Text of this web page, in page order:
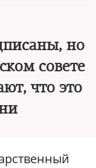
но
совете
что это